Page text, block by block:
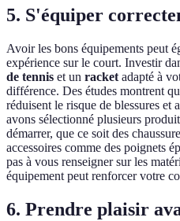
5. S'équiper
Avoir les bons équipements peut
expérience sur le court. Investir
de tennis et un racket adapté à
différence. Des études montrent
réduisent le risque de blessures et
avons sélectionné plusieurs
démarrer, que ce soit des
accessoires comme des poignets
pas à vous renseigner sur les
équipement peut renforcer votre
6. Prendre plaisir